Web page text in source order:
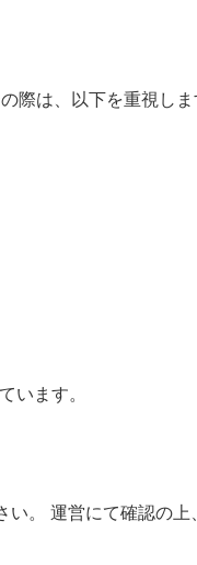
際は、以下を重視し
います。
い。 運営にて確認の